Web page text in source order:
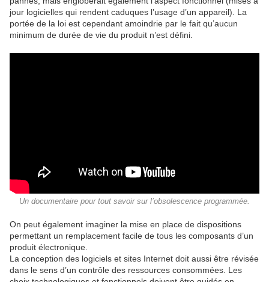
jour logicielles qui rendent caduques l’usage d’un appareil). La
portée de la loi est cependant amoindrie par le fait qu’aucun
minimum de durée de vie du produit n’est défini.
Un documentaire pour tout savoir sur l’obsolescence programmée.
On peut également imaginer la mise en place de dispositions
permettant un remplacement facile de tous les composants d’un
produit électronique.
La conception des logiciels et sites Internet doit aussi être révisée
dans le sens d’un contrôle des ressources consommées. Les